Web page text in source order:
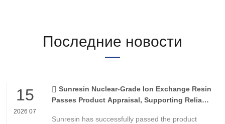
Последние новости
15
2026 07
Sunresin Nuclear-Grade Ion Exchange Resin
Passes Product Appraisal, Supporting Reliable
Sunresin has successfully passed the product